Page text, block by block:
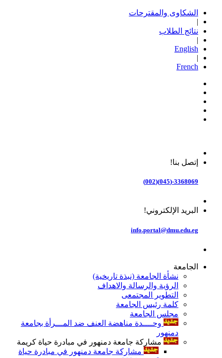
الشكاوى والمقترحات
|
نتائج الطلاب
|
English
|
French
إتصل بنا!
3368069-(045)(002)
البريد الإلكتروني!
info.portal@dmu.edu.eg
الجامعة
نشأة الجامعة (نبذة تاريخية)
الرؤية والرسالة والاهداف
التطوير المجتمعى
كلمة رئيس الجامعة
مجلس الجامعة
وحــــدة مناهضة العنف ضد المـــرأة بجامعة
دمنهور
مشاركة جامعة دمنهور في مبادرة حياة كريمة
مشاركة جامعة دمنهور في مبادرة حياة